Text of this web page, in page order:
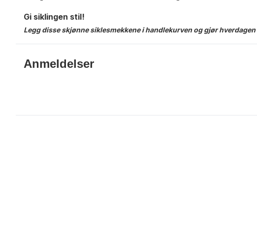
Gi siklingen stil!
Legg disse skjønne siklesmekkene i handlekurven og gjør
Anmeldelser